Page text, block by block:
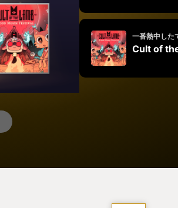
一番熱中した
Cult of